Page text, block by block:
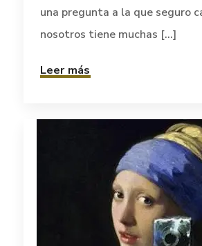
una pregunta a la que seguro
nosotros tiene muchas [...]
Leer más